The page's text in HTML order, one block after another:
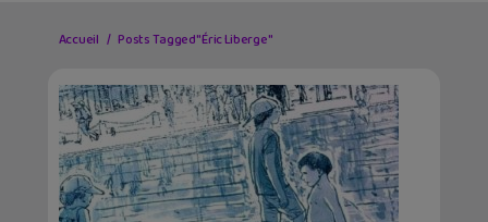
Accueil Posts Tagged "Éric Liberge"